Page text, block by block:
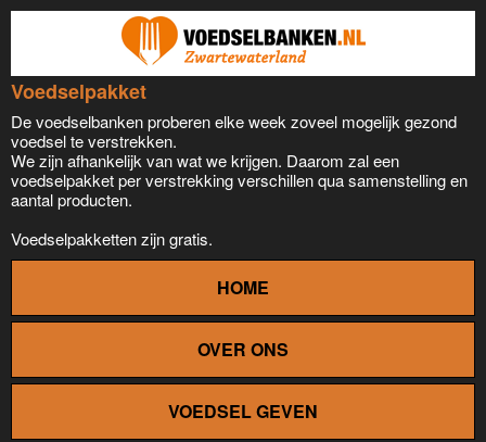
Voedselpakket
De voedselbanken proberen elke week zoveel mogelijk gezond
voedsel te verstrekken.
We zijn afhankelijk van wat we krijgen. Daarom zal een
voedselpakket per verstrekking verschillen qua samenstelling en
aantal producten.
Voedselpakketten zijn gratis.
HOME
OVER ONS
VOEDSEL GEVEN